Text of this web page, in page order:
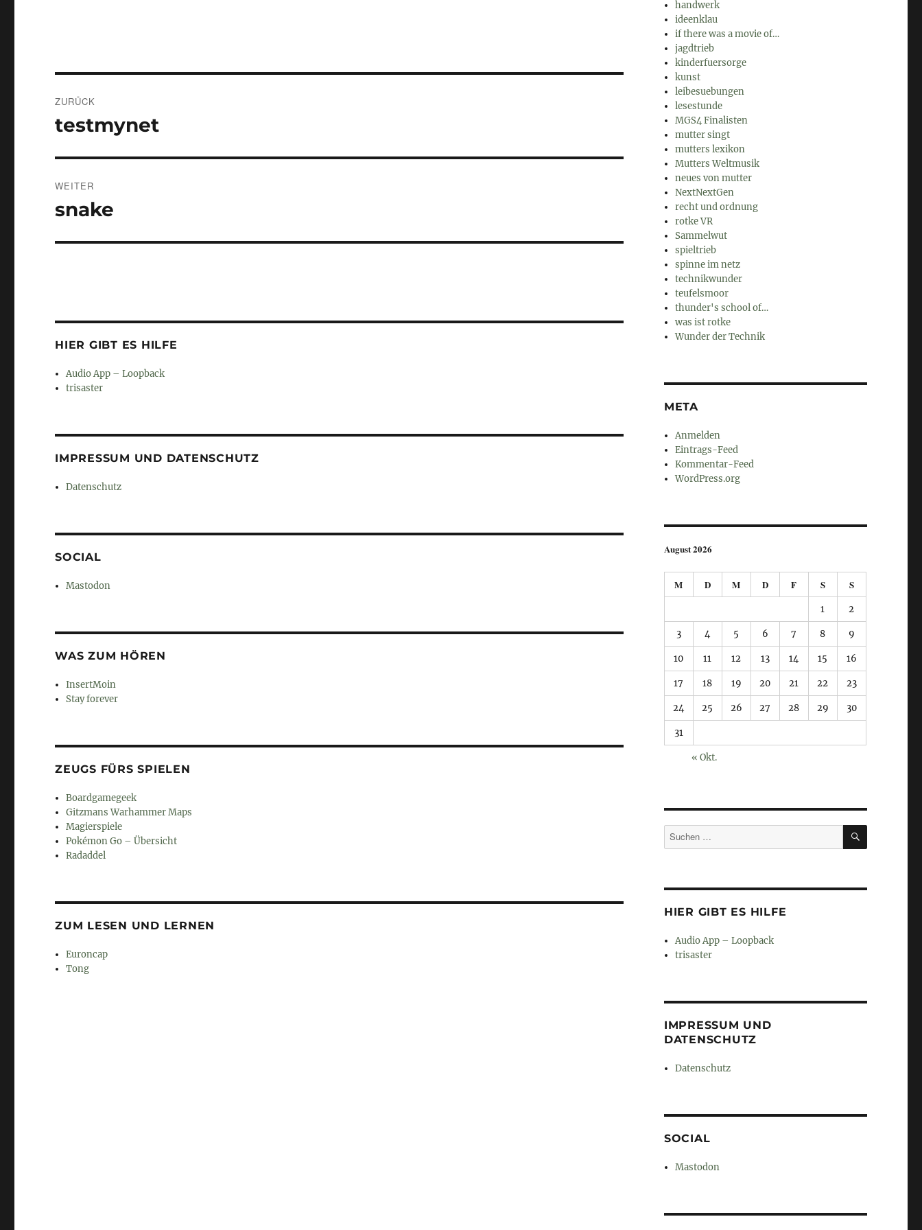
ZURÜCK
Vorheriger
testmynet
WEITER
Nächster
snake
HIER GIBT ES HILFE
Audio App – Loopback
trisaster
IMPRESSUM UND DATENSCHUTZ
Datenschutz
SOCIAL
Mastodon
WAS ZUM HÖREN
InsertMoin
Stay forever
ZEUGS FÜRS SPIELEN
Boardgamegeek
Gitzmans Warhammer Maps
Magierspiele
Pokémon Go – Übersicht
Radaddel
ZUM LESEN UND LERNEN
Euroncap
Tong
handwerk
ideenklau
if there was a movie of…
jagdtrieb
kinderfuersorge
kunst
leibesuebungen
lesestunde
MGS4 Finalisten
mutter singt
mutters lexikon
Mutters Weltmusik
neues von mutter
NextNextGen
recht und ordnung
rotke VR
Sammelwut
spieltrieb
spinne im netz
technikwunder
teufelsmoor
thunder's school of…
was ist rotke
Wunder der Technik
META
Anmelden
Eintrags-Feed
Kommentar-Feed
WordPress.org
August 2026
M D M D F S S
1 2
3 4 5 6 7 8 9
10 11 12 13 14 15 16
17 18 19 20 21 22 23
24 25 26 27 28 29 30
31
« Okt.
Suchen
nach:
SUCHEN
HIER GIBT ES HILFE
Audio App – Loopback
trisaster
IMPRESSUM UND
DATENSCHUTZ
Datenschutz
SOCIAL
Mastodon